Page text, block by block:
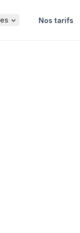
Nos tarifs